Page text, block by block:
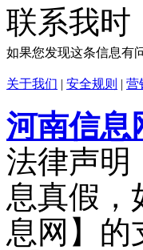
联系我时
如果您发现这条信息有
关于我们 | 安全规则 | 营
河南信息
法律声明
息真假，
息网】的